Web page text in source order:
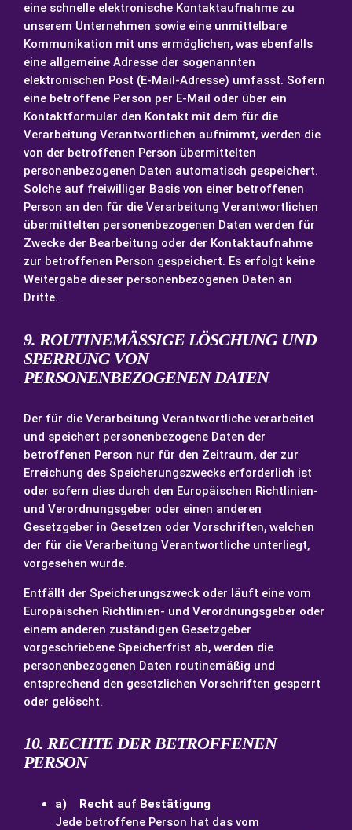
eine schnelle elektronische Kontaktaufnahme zu
unserem Unternehmen sowie eine unmittelbare
Kommunikation mit uns ermöglichen, was ebenfalls
eine allgemeine Adresse der sogenannten
elektronischen Post (E-Mail-Adresse) umfasst. Sofern
eine betroffene Person per E-Mail oder über ein
Kontaktformular den Kontakt mit dem für die
Verarbeitung Verantwortlichen aufnimmt, werden die
von der betroffenen Person übermittelten
personenbezogenen Daten automatisch gespeichert.
Solche auf freiwilliger Basis von einer betroffenen
Person an den für die Verarbeitung Verantwortlichen
übermittelten personenbezogenen Daten werden für
Zwecke der Bearbeitung oder der Kontaktaufnahme
zur betroffenen Person gespeichert. Es erfolgt keine
Weitergabe dieser personenbezogenen Daten an
Dritte.
9. ROUTINEMÄSSIGE LÖSCHUNG UND S
PERRUNG VON P
ERSONENBEZOGENEN DATEN
Der für die Verarbeitung Verantwortliche verarbeitet
und speichert personenbezogene Daten der
betroffenen Person nur für den Zeitraum, der zur
Erreichung des Speicherungszwecks erforderlich ist
oder sofern dies durch den Europäischen Richtlinien-
und Verordnungsgeber oder einen anderen
Gesetzgeber in Gesetzen oder Vorschriften, welchen
der für die Verarbeitung Verantwortliche unterliegt,
vorgesehen wurde.
Entfällt der Speicherungszweck oder läuft eine vom
Europäischen Richtlinien- und Verordnungsgeber oder
einem anderen zuständigen Gesetzgeber
vorgeschriebene Speicherfrist ab, werden die
personenbezogenen Daten routinemäßig und
entsprechend den gesetzlichen Vorschriften gesperrt
oder gelöscht.
10. RECHTE DER BETROFFENEN
PERSON
a) Recht auf Bestätigung
Jede betroffene Person hat das vom